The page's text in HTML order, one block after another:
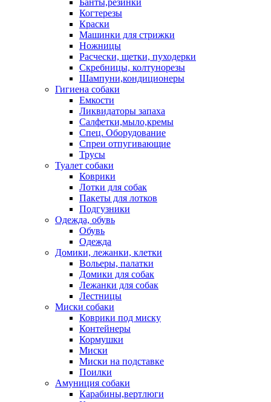
Банты,резинки
Когтерезы
Краски
Машинки для стрижки
Ножницы
Расчески, щетки, пуходерки
Скребницы, колтунорезы
Шампуни,кондиционеры
Гигиена собаки
Емкости
Ликвидаторы запаха
Салфетки,мыло,кремы
Спец. Оборудование
Спреи отпугивающие
Трусы
Туалет собаки
Коврики
Лотки для собак
Пакеты для лотков
Подгузники
Одежда, обувь
Обувь
Одежда
Домики, лежанки, клетки
Вольеры, палатки
Домики для собак
Лежанки для собак
Лестницы
Миски собаки
Коврики под миску
Контейнеры
Кормушки
Миски
Миски на подставке
Поилки
Амуниция собаки
Карабины,вертлюги